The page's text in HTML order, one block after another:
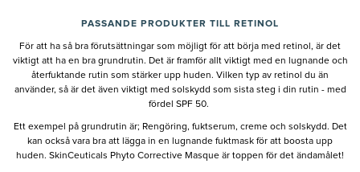
PASSANDE PRODUKTER TILL RETINOL
För att ha så bra förutsättningar som möjligt för att börja med retinol, är det
viktigt att ha en bra grundrutin. Det är framför allt viktigt med en lugnande och
återfuktande rutin som stärker upp huden. Vilken typ av retinol du än
använder, så är det även viktigt med solskydd som sista steg i din rutin - med
fördel SPF 50.
Ett exempel på grundrutin är; Rengöring, fuktserum, creme och solskydd. Det
kan också vara bra att lägga in en lugnande fuktmask för att boosta upp
huden. SkinCeuticals Phyto Corrective Masque är toppen för det ändamålet!